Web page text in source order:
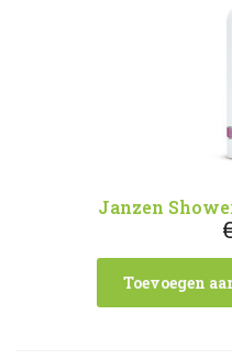
Janzen
€
Toevoegen